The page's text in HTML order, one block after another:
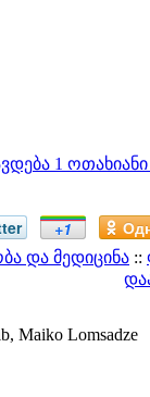
1
+1
და მედიცინა ::
Maiko Lomsadze